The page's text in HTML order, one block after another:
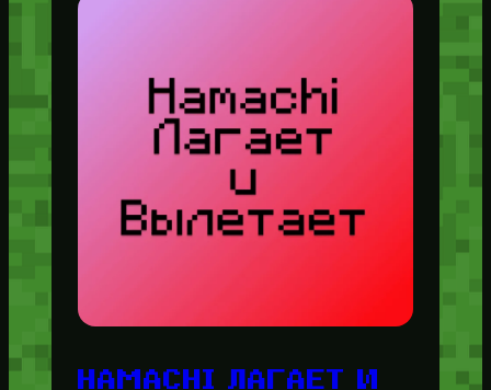
HAMACHI ЛАГАЕТ И